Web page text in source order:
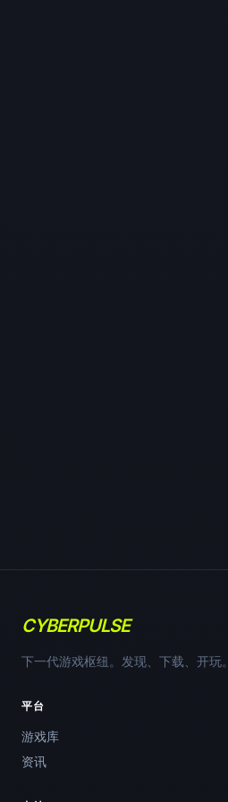
CYBERPULSE
下一代游戏枢纽。发现、下载、开玩。
平台
游戏库
资讯